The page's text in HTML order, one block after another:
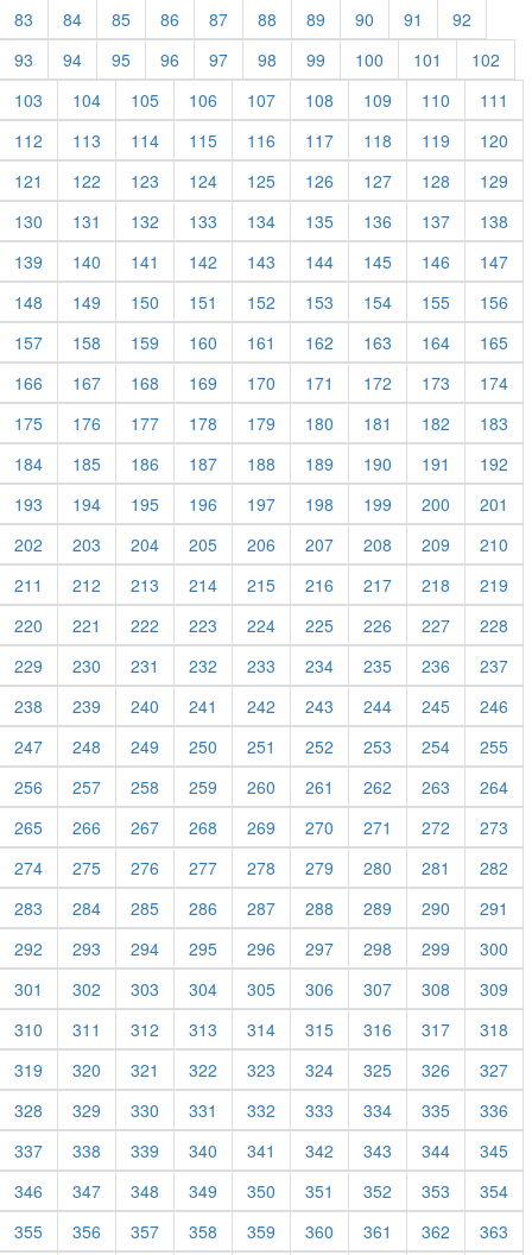
83 84 85 86 87 88 89 90 91
92
93
94 95 96 97 98 99 100 101
102
103
104 105 106 107 108 109 110
111
112
113 114 115 116 117 118 119
120
121
122 123 124 125 126 127 128
129
130
131 132 133 134 135 136 137
138
139
140 141 142 143 144 145 146
147
148
149 150 151 152 153 154 155
156
157
158 159 160 161 162 163 164
165
166
167 168 169 170 171 172 173
174
175
176 177 178 179 180 181 182
183
184
185 186 187 188 189 190 191
192
193
194 195 196 197 198 199 200
201
202
203 204 205 206 207 208 209
210
211
212 213 214 215 216 217 218
219
220
221 222 223 224 225 226 227
228
229
230 231 232 233 234 235 236
237
238
239 240 241 242 243 244 245
246
247
248 249 250 251 252 253 254
255
256
257 258 259 260 261 262 263
264
265
266 267 268 269 270 271 272
273
274
275 276 277 278 279 280 281
282
283
284 285 286 287 288 289 290
291
292
293 294 295 296 297 298 299
300
301
302 303 304 305 306 307 308
309
310
311 312 313 314 315 316 317
318
319
320 321 322 323 324 325 326
327
328
329 330 331 332 333 334 335
336
337
338 339 340 341 342 343 344
345
346
347 348 349 350 351 352 353
354
355
356 357 358 359 360 361 362
363